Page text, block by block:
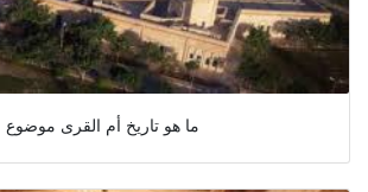
ما هو تاريخ أم القرى موضوع